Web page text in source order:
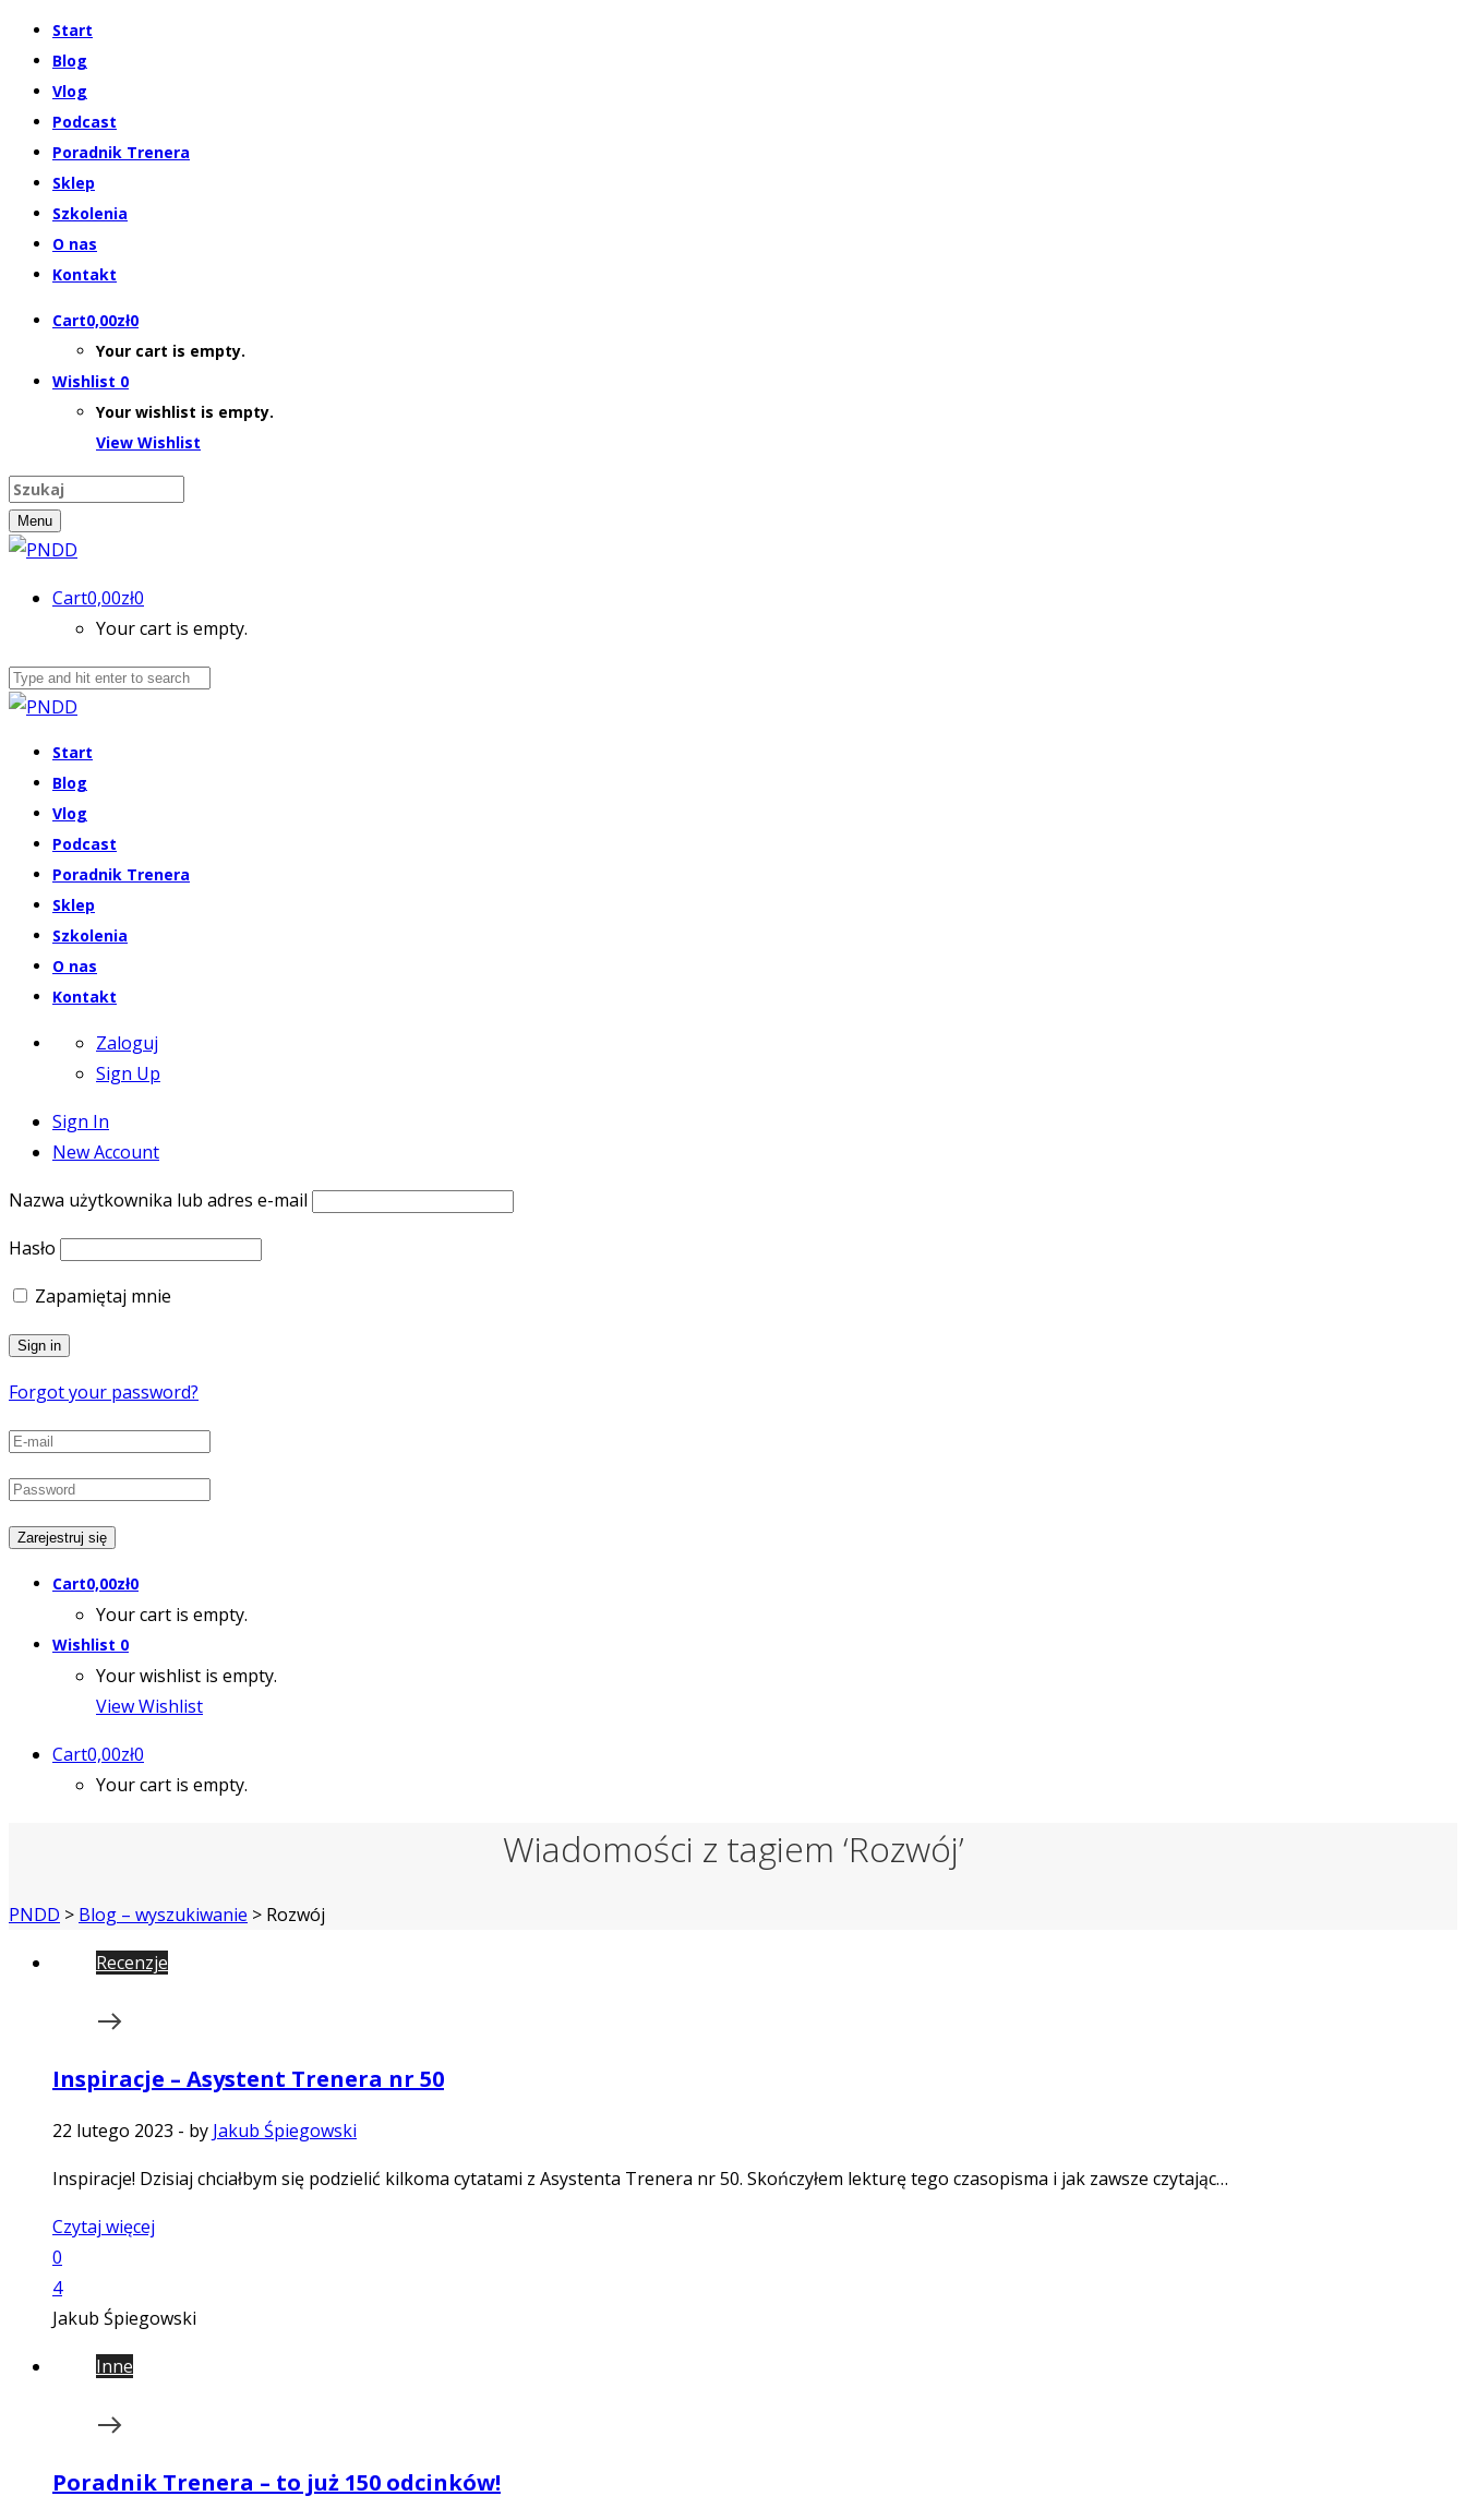
Start
Blog
Vlog
Podcast
Poradnik Trenera
Sklep
Szkolenia
O nas
Kontakt
Cart0,00zł0
Your cart is empty.
Wishlist 0
Your wishlist is empty.
View Wishlist
Menu
Cart0,00zł0
Your cart is empty.
Start
Blog
Vlog
Podcast
Poradnik Trenera
Sklep
Szkolenia
O nas
Kontakt
Zaloguj
Sign Up
Sign In
New Account
Nazwa użytkownika lub adres e-mail
Hasło
Zapamiętaj mnie
Forgot your password?
Cart0,00zł0
Your cart is empty.
Wishlist 0
Your wishlist is empty.
View Wishlist
Cart0,00zł0
Your cart is empty.
Wiadomości z tagiem ‘Rozwój’
PNDD > Blog – wyszukiwanie > Rozwój
Recenzje
Inspiracje – Asystent Trenera nr 50
22 lutego 2023 - by Jakub Śpiegowski
Inspiracje! Dzisiaj chciałbym się podzielić kilkoma cytatami z Asystenta Trenera nr 50. Skończyłem lekturę tego czasopisma i jak zawsze czytając…
Czytaj więcej
0
4
Jakub Śpiegowski
Inne
Poradnik Trenera – to już 150 odcinków!